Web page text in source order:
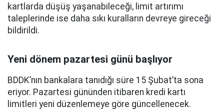
kartlarda düşüş yaşanabileceği, limit artırımı
taleplerinde ise daha sıkı kuralların devreye gireceği
bildirildi.
Yeni dönem pazartesi günü başlıyor
BDDK’nın bankalara tanıdığı süre 15 Şubat’ta sona
eriyor. Pazartesi gününden itibaren kredi kartı
limitleri yeni düzenlemeye göre güncellenecek.